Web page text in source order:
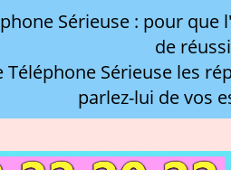
Sérieuse : pour
de
Téléphone Sérieuse les
parlez-lui de vos